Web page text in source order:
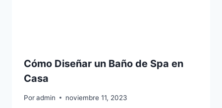
Cómo Diseñar un Baño de Spa en
Casa
Poradmin noviembre 11, 2023